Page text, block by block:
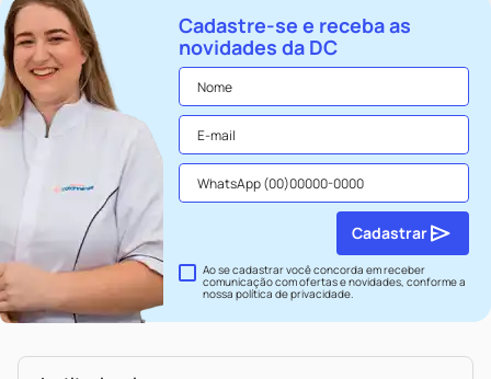
Cadastre-se e receba as
novidades da DC
Ao se cadastrar você concorda em receber
comunicação com ofertas e novidades, conforme a
nossapolítica de privacidade.
Cadastrar